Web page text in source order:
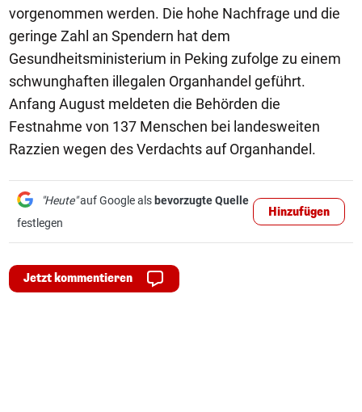
vorgenommen werden. Die hohe Nachfrage und die
geringe Zahl an Spendern hat dem
Gesundheitsministerium in Peking zufolge zu einem
schwunghaften illegalen Organhandel geführt.
Anfang August meldeten die Behörden die
Festnahme von 137 Menschen bei landesweiten
Razzien wegen des Verdachts auf Organhandel.
"Heute"auf Google als bevorzugte Quelle
festlegen
Hinzufügen
Jetzt kommentieren